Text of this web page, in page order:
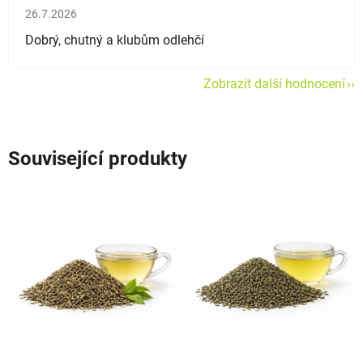
Hodnocení obchodu je 5 z 5 hvězdiček.
26.7.2026
Dobrý, chutný a klubům odlehčí
Zobrazit další hodnocení
Související produkty